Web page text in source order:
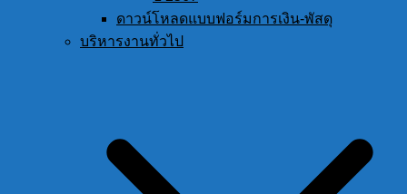
ดาวน์โหลดแบบฟอร์มการเงิน-พัสดุ
บริหารงานทั่วไป